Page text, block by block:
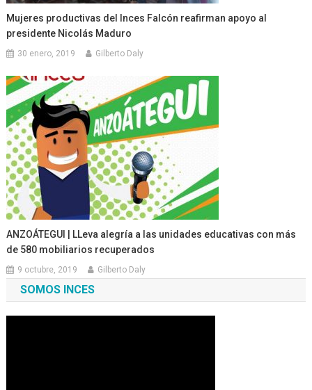
Mujeres productivas del Inces Falcón reafirman apoyo al
presidente Nicolás Maduro
30 enero, 2019 Gilberto Daly
ANZOÁTEGUI | LLeva alegría a las unidades educativas con más
de 580 mobiliarios recuperados
9 octubre, 2019 Gilberto Daly
SOMOS INCES